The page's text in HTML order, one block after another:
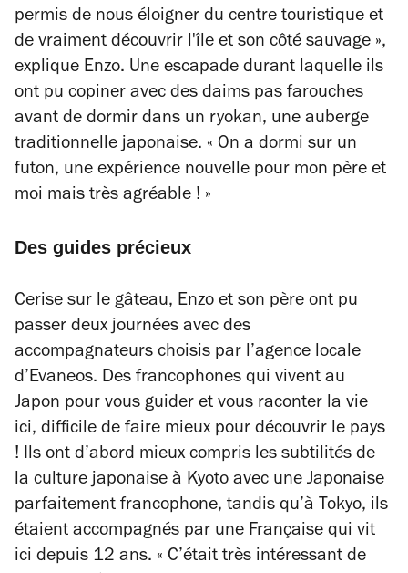
permis de nous éloigner du centre touristique et
de vraiment découvrir l'île et son côté sauvage »,
explique Enzo. Une escapade durant laquelle ils
ont pu copiner avec des daims pas farouches
avant de dormir dans un ryokan, une auberge
traditionnelle japonaise. « On a dormi sur un
futon, une expérience nouvelle pour mon père et
moi mais très agréable ! »
Des guides précieux
Cerise sur le gâteau, Enzo et son père ont pu
passer deux journées avec des
accompagnateurs choisis par l’agence locale
d’Evaneos. Des francophones qui vivent au
Japon pour vous guider et vous raconter la vie
ici, difficile de faire mieux pour découvrir le pays
! Ils ont d’abord mieux compris les subtilités de
la culture japonaise à Kyoto avec une Japonaise
parfaitement francophone, tandis qu’à Tokyo, ils
étaient accompagnés par une Française qui vit
ici depuis 12 ans. « C’était très intéressant de